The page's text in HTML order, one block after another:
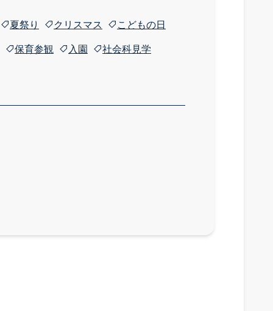
夏祭り クリスマス
こどもの日
保育参観
入園 社会科見学